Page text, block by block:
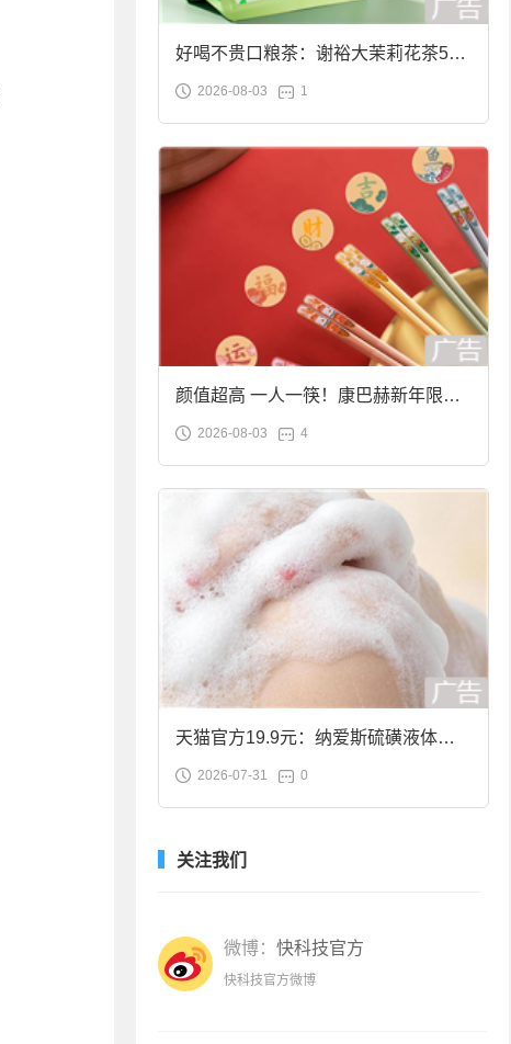
好喝不贵口粮茶：谢裕大茉莉花茶50g
袋装9.9元到手
2026-08-03 1
颜值超高 一人一筷！康巴赫新年限定
合金筷子大促：19.9元
2026-08-03 4
天猫官方19.9元：纳爱斯硫磺液体香
皂2斤大促
2026-07-31 0
关注我们
微博： 快科技官方
快科技官方微博